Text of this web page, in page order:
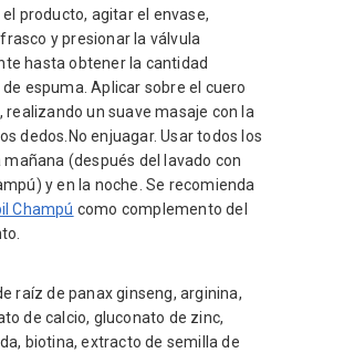
el producto, agitar el envase,
y presionar la válvula
hasta obtener la cantidad
espuma. Aplicar sobre el cuero
realizando un suave masaje con la
dedos.No enjuagar. Usar todos los
mañana (después del lavado con
y en la noche. Se recomienda
Champú como complemento del
raíz de panax ginseng, arginina,
de calcio, gluconato de zinc,
biotina, extracto de semilla de